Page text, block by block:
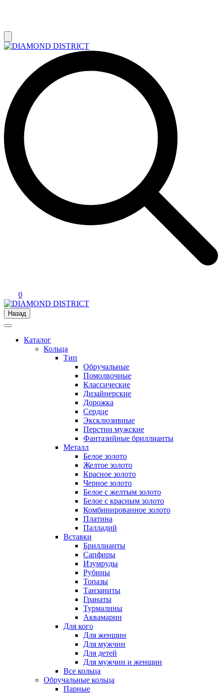
0
Назад
Каталог
Кольца
Тип
Обручальные
Помолвочные
Классические
Дизайнерские
Дорожка
Сердце
Эксклюзивные
Перстни мужские
Фантазийные бриллианты
Металл
Белое золото
Желтое золото
Красное золото
Черное золото
Белое с желтым золото
Белое с красным золото
Комбинированное золото
Платина
Палладий
Вставки
Бриллианты
Сапфиры
Изумруды
Рубины
Топазы
Танзаниты
Гранаты
Турмалины
Аквамарин
Для кого
Для женщин
Для мужчин
Для детей
Для мужчин и женщин
Все кольца
Обручальные кольца
Парные